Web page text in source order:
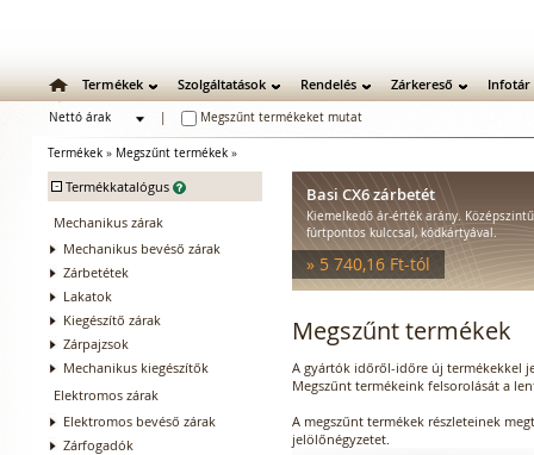
Termékek Szolgáltatások Rendelés Zárkereső Infotár
Nettó árak
Megszűnt termékeket mutat
Termékek » Megszűnt termékek »
- Termékkatalógus
Mechanikus zárak
Mechanikus bevéső zárak
Zárbetétek
Lakatok
Kiegészítő zárak
Zárpajzsok
Mechanikus kiegészítők
Elektromos zárak
Elektromos bevéső zárak
Zárfogadók
Basi CX6 zárbetét
Kiemelkedő ár-érték arány.
fúrtpontos kulccsal, kódkártyával.
» 5 740,16 Ft-tól
Megszűnt termékek
A gyártók időről-időre új termékekkel
Megszűnt termékeink felsorolását a
A megszűnt termékek részleteinek
jelölőnégyzetet.